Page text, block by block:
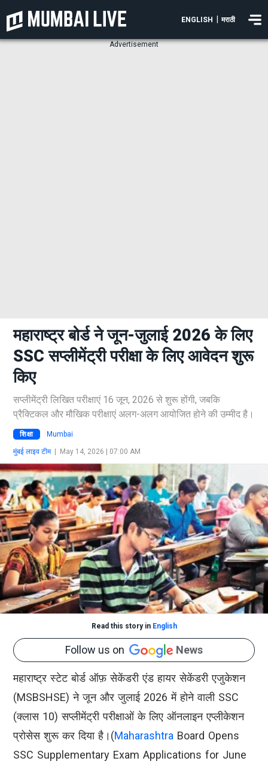
ENGLISH मराठी
Advertisement
महाराष्ट्र बोर्ड ने जून-जुलाई 2026 के लिए
SSC सप्लीमेंट्री परीक्षा के लिए आवेदन शुरू
किए
सप्लीमेंट्री लिखित परीक्षाएं 16 जून, 2026 से शुरू होंगी, जबकि
प्रैक्टिकल और मौखिक परीक्षाएं अलग-अलग आयोजित होने की उम्मीद है।
शिक्षा Mumbai
मुंबई लाइव टीम| May 14, 2026 | 07:00 AM
Read this story in English
Follow us on News
महाराष्ट्र स्टेट बोर्ड ऑफ़ सेकेंडरी एंड हायर सेकेंडरी एजुकेशन
(MSBSHSE) ने जून और जुलाई 2026 में होने वाली SSC
(क्लास 10) सप्लीमेंट्री परीक्षाओं के लिए ऑनलाइन एप्लीकेशन
प्रोसेस शुरू कर दिया है।(Maharashtra Board Opens
SSC Supplementary Exam Applications for June